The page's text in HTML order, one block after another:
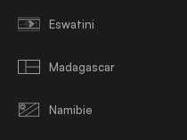
Eswatini
Madagascar
Namibie